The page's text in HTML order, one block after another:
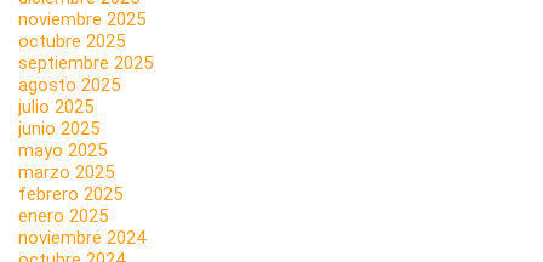
noviembre 2025
octubre 2025
septiembre 2025
agosto 2025
julio 2025
junio 2025
mayo 2025
marzo 2025
febrero 2025
enero 2025
noviembre 2024